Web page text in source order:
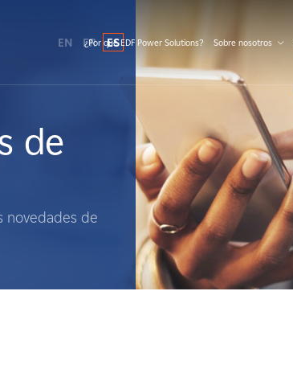
EN FR ES
¿Por qué EDF Power Solutions? Sobre nosotros
de
novedades de